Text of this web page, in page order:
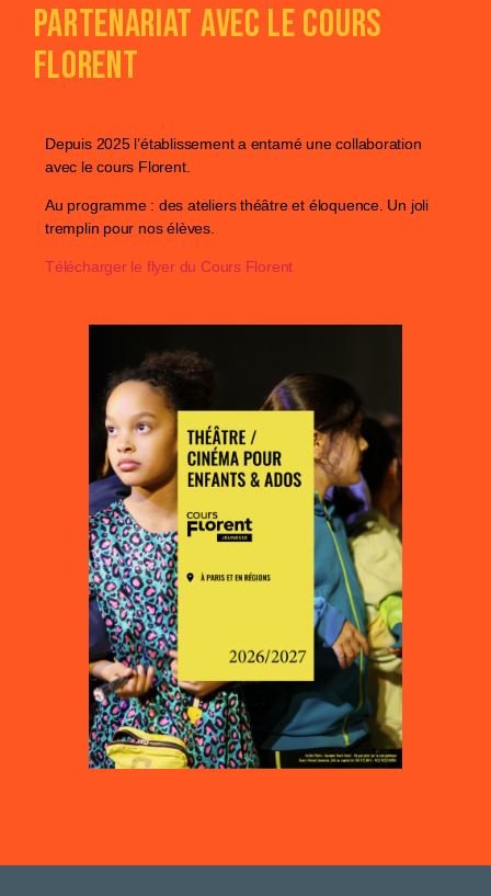
Partenariat avec le cours
Florent
Depuis 2025 l’établissement a entamé une collaboration
avec le cours Florent.
Au programme : des ateliers théâtre et éloquence. Un joli
tremplin pour nos élèves.
Télécharger le flyer du Cours Florent